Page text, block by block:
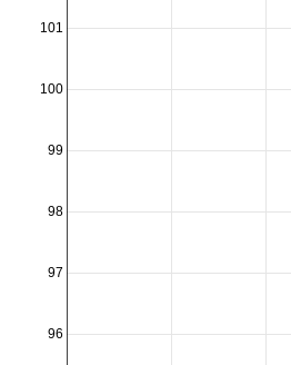
96
97
98
99
100
101